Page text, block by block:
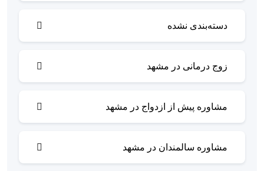
دسته‌بندی نشده
زوج درمانی در مشهد
مشاوره پیش از ازدواج در مشهد
مشاوره سالمندان در مشهد